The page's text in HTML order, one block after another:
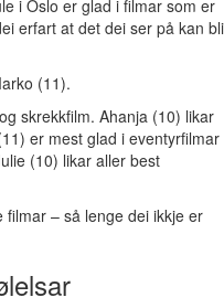
i Oslo er glad i filmar som er
erfart at det dei ser på kan bli
(11).
skrekkfilm. Ahanja (10) likar
er mest glad i eventyrfilmar
(10) likar aller best
filmar – så lenge dei ikkje er